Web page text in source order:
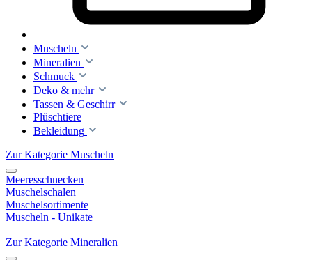
Muscheln
Mineralien
Schmuck
Deko & mehr
Tassen & Geschirr
Plüschtiere
Bekleidung
Zur Kategorie Muscheln
Meeresschnecken
Muschelschalen
Muschelsortimente
Muscheln - Unikate
Zur Kategorie Mineralien